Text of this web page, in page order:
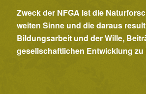
Zweck der NFGA ist die
weiten Sinne und die daraus
Bildungsarbeit und der Wille,
gesellschaftlichen Entwicklung zu